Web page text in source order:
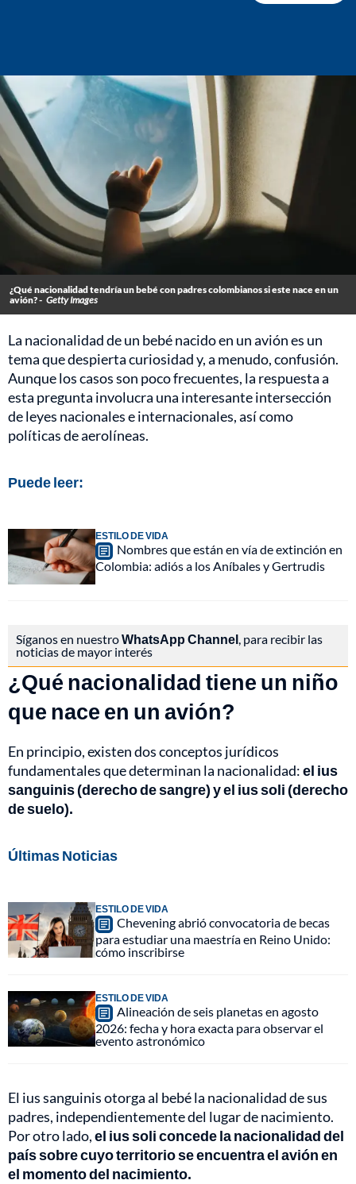
¿Qué nacionalidad tendría un bebé con padres colombianos si este nace en un
avión? - Getty Images
La nacionalidad de un bebé nacido en un avión es un
tema que despierta curiosidad y, a menudo, confusión.
Aunque los casos son poco frecuentes, la respuesta a
esta pregunta involucra una interesante intersección
de leyes nacionales e internacionales, así como
políticas de aerolíneas.
Puede leer:
ESTILO DE VIDA
Nombres que están en vía de extinción en
Colombia: adiós a los Aníbales y Gertrudis
Síganos en nuestroWhatsApp Channel, para recibir las
noticias de mayor interés
¿Qué nacionalidad tiene un niño
que nace en un avión?
En principio, existen dos conceptos jurídicos
fundamentales que determinan la nacionalidad:el ius
sanguinis (derecho de sangre) y el ius soli (derecho
de suelo).
Últimas Noticias
ESTILO DE VIDA
Chevening abrió convocatoria de becas
para estudiar una maestría en Reino Unido:
cómo inscribirse
ESTILO DE VIDA
Alineación de seis planetas en agosto
2026: fecha y hora exacta para observar el
evento astronómico
El ius sanguinis otorga al bebé la nacionalidad de sus
padres, independientemente del lugar de nacimiento.
Por otro lado,el ius soli concede la nacionalidad del
país sobre cuyo territorio se encuentra el avión en
el momento del nacimiento.